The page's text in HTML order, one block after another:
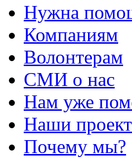
Нужна
Компаниям
Волонтерам
СМИ о нас
Нам уже
Наши
Почему мы?